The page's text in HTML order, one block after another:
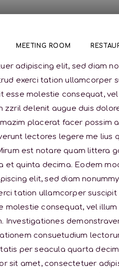
MEETING ROOM
adipiscing elit, sed diam
exerci tation
esse molestie consequat,
zzril delenit augue duis
placerat facer possim
lectores legere me lius
est notare quam littera
quinta decima. Eodem
elit, sed diam
tation ullamcorper
consequat, vel
Investigationes
consuetudium
per seacula quarta
sit amet, consectetuer